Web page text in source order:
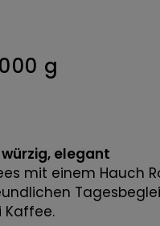
g
elegant
mit einem Hauch
Kaffee.